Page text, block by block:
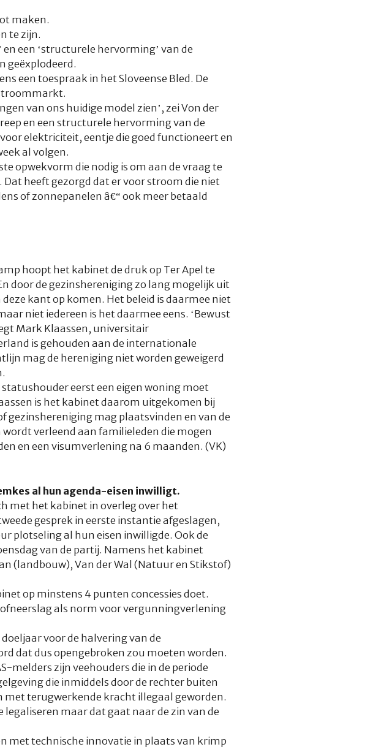
maken.
te zijn.
een ‘structurele hervorming’ van de
geëxplodeerd.
een toespraak in het Sloveense Bled. De
van ons huidige model zien’, zei Von der
en een structurele hervorming van de
elektriciteit, eentje die goed functioneert en
al volgen.
opwekvorm die nodig is om aan de vraag te
heeft gezorgd dat er voor stroom die niet
of zonnepanelen â€“ ook meer betaald
hoopt het kabinet de druk op Ter Apel te
door de gezinshereniging zo lang mogelijk uit
kant op komen. Het beleid is daarmee niet
niet iedereen is het daarmee eens. ‘Bewust
Mark Klaassen, universitair
is gehouden aan de internationale
mag de hereniging niet worden geweigerd
eerst een eigen woning moet
is het kabinet daarom uitgekomen bij
gezinshereniging mag plaatsvinden en van de
verleend aan familieleden die mogen
en een visumverlening na 6 maanden. (VK)
al hun agenda-eisen inwilligt.
met het kabinet in overleg over het
gesprek in eerste instantie afgeslagen,
plotseling al hun eisen inwilligde. Ook de
van de partij. Namens het kabinet
(landbouw), Van der Wal (Natuur en Stikstof)
op minstens 4 punten concessies doet.
als norm voor vergunningverlening
voor de halvering van de
dat dus opengebroken zou moeten worden.
melders zijn veehouders die in de periode
die inmiddels door de rechter buiten
met terugwerkende kracht illegaal geworden.
maar dat gaat naar de zin van de
met technische innovatie in plaats van krimp